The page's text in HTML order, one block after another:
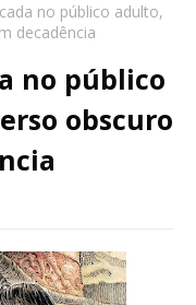
no público adulto,
decadência
no público
obscuro